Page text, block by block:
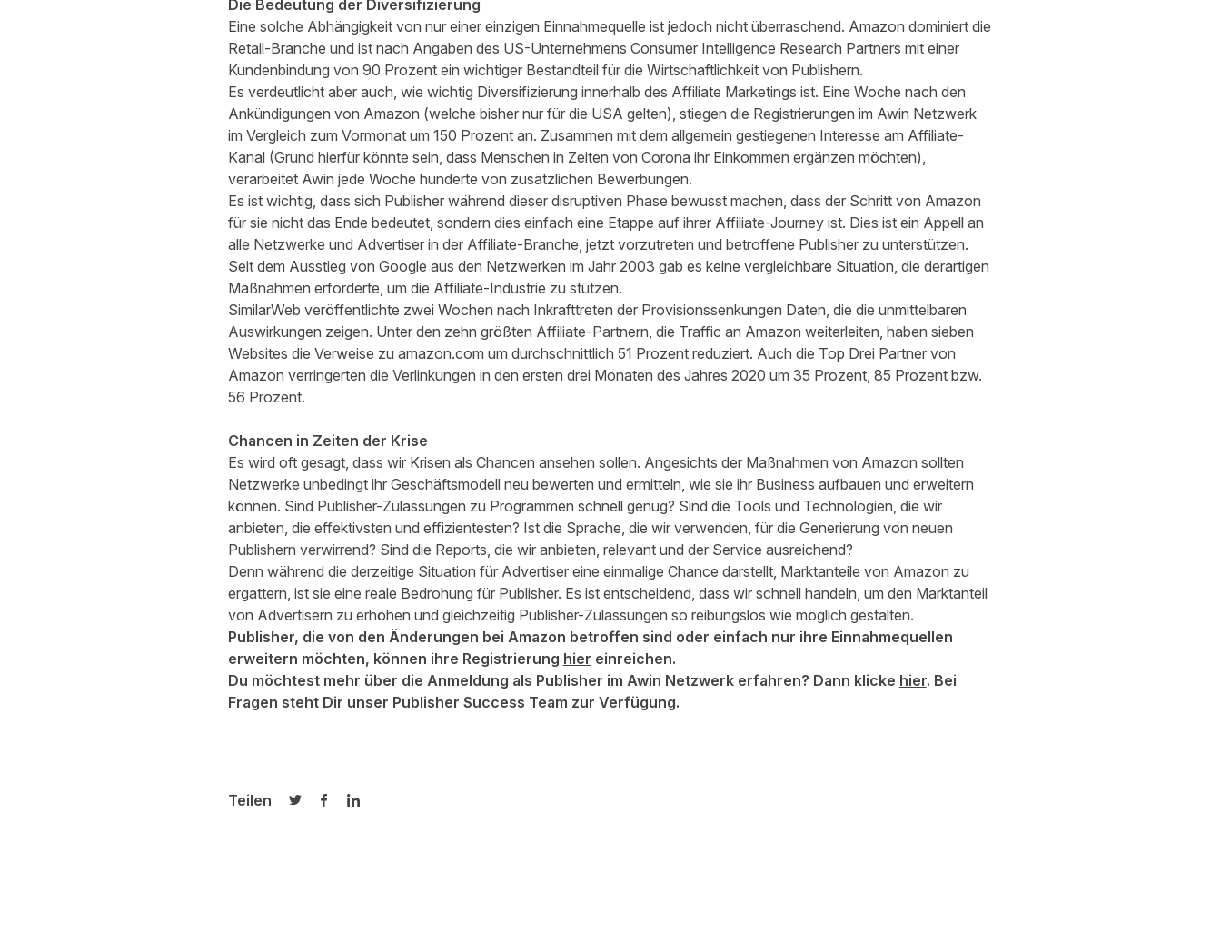
Die Bedeutung der Diversifizierung
Eine solche Abhängigkeit von nur einer einzigen Einnahmequelle ist jedoch nicht überraschend. Amazon dominiert die
Retail-Branche und ist nach Angaben des US-Unternehmens Consumer Intelligence Research Partners mit einer
Kundenbindung von 90 Prozent ein wichtiger Bestandteil für die Wirtschaftlichkeit von Publishern.
Es verdeutlicht aber auch, wie wichtig Diversifizierung innerhalb des Affiliate Marketings ist. Eine Woche nach den
Ankündigungen von Amazon (welche bisher nur für die USA gelten), stiegen die Registrierungen im Awin Netzwerk
im Vergleich zum Vormonat um 150 Prozent an. Zusammen mit dem allgemein gestiegenen Interesse am Affiliate-
Kanal (Grund hierfür könnte sein, dass Menschen in Zeiten von Corona ihr Einkommen ergänzen möchten),
verarbeitet Awin jede Woche hunderte von zusätzlichen Bewerbungen.
Es ist wichtig, dass sich Publisher während dieser disruptiven Phase bewusst machen, dass der Schritt von Amazon
für sie nicht das Ende bedeutet, sondern dies einfach eine Etappe auf ihrer Affiliate-Journey ist. Dies ist ein Appell an
alle Netzwerke und Advertiser in der Affiliate-Branche, jetzt vorzutreten und betroffene Publisher zu unterstützen.
Seit dem Ausstieg von Google aus den Netzwerken im Jahr 2003 gab es keine vergleichbare Situation, die derartigen
Maßnahmen erforderte, um die Affiliate-Industrie zu stützen.
SimilarWeb veröffentlichte zwei Wochen nach Inkrafttreten der Provisionssenkungen Daten, die die unmittelbaren
Auswirkungen zeigen. Unter den zehn größten Affiliate-Partnern, die Traffic an Amazon weiterleiten, haben sieben
Websites die Verweise zu amazon.com um durchschnittlich 51 Prozent reduziert. Auch die Top Drei Partner von
Amazon verringerten die Verlinkungen in den ersten drei Monaten des Jahres 2020 um 35 Prozent, 85 Prozent bzw.
56 Prozent.
Chancen in Zeiten der Krise
Es wird oft gesagt, dass wir Krisen als Chancen ansehen sollen. Angesichts der Maßnahmen von Amazon sollten
Netzwerke unbedingt ihr Geschäftsmodell neu bewerten und ermitteln, wie sie ihr Business aufbauen und erweitern
können. Sind Publisher-Zulassungen zu Programmen schnell genug? Sind die Tools und Technologien, die wir
anbieten, die effektivsten und effizientesten? Ist die Sprache, die wir verwenden, für die Generierung von neuen
Publishern verwirrend? Sind die Reports, die wir anbieten, relevant und der Service ausreichend?
Denn während die derzeitige Situation für Advertiser eine einmalige Chance darstellt, Marktanteile von Amazon zu
ergattern, ist sie eine reale Bedrohung für Publisher. Es ist entscheidend, dass wir schnell handeln, um den Marktanteil
von Advertisern zu erhöhen und gleichzeitig Publisher-Zulassungen so reibungslos wie möglich gestalten.
Publisher, die von den Änderungen bei Amazon betroffen sind oder einfach nur ihre Einnahmequellen
erweitern möchten, können ihre Registrierung hier einreichen.
Du möchtest mehr über die Anmeldung als Publisher im Awin Netzwerk erfahren? Dann klicke hier. Bei
Fragen steht Dir unser Publisher Success Team zur Verfügung.
Teilen
Auf Twitter teilen
Auf Facebook teilen
Auf LinkedIn teilen